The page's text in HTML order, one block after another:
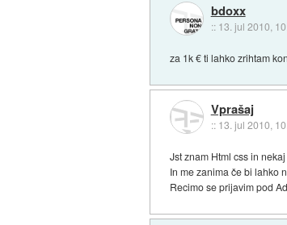
bdoxx
:: 13. jul 2010,
za 1k € ti lahko zrihtam
Vprašaj
:: 13. jul 2010,
Jst znam Html css in
In me zanima če bi lahko
Recimo se prijavim pod